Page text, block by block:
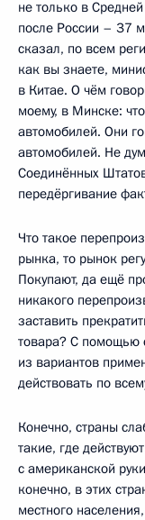
не только в
после России – 37
сказал, по всем
как вы знаете,
в Китае. О чём
моему, в Минске:
автомобилей. Они
автомобилей. Не
Соединённых
передёргивание
Что такое
рынка, то рынок
Покупают, да ещё
никакого
заставить
товара? С помощью
из вариантов
действовать по
Конечно, страны
такие, где
с американской
конечно, в этих
местного